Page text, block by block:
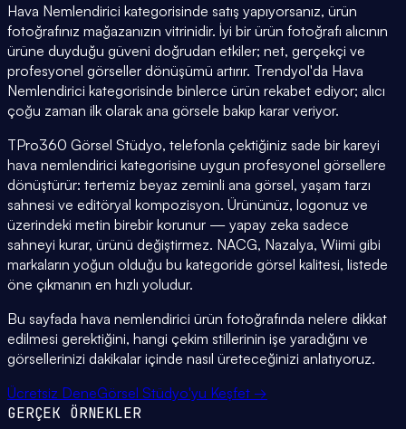
Hava Nemlendirici kategorisinde satış yapıyorsanız, ürün
fotoğrafınız mağazanızın vitrinidir. İyi bir ürün fotoğrafı alıcının
ürüne duyduğu güveni doğrudan etkiler; net, gerçekçi ve
profesyonel görseller dönüşümü artırır. Trendyol'da Hava
Nemlendirici kategorisinde binlerce ürün rekabet ediyor; alıcı
çoğu zaman ilk olarak ana görsele bakıp karar veriyor.
TPro360 Görsel Stüdyo, telefonla çektiğiniz sade bir kareyi
hava nemlendirici kategorisine uygun profesyonel görsellere
dönüştürür: tertemiz beyaz zeminli ana görsel, yaşam tarzı
sahnesi ve editöryal kompozisyon. Ürününüz, logonuz ve
üzerindeki metin birebir korunur — yapay zeka sadece
sahneyi kurar, ürünü değiştirmez. NACG, Nazalya, Wiimi gibi
markaların yoğun olduğu bu kategoride görsel kalitesi, listede
öne çıkmanın en hızlı yoludur.
Bu sayfada hava nemlendirici ürün fotoğrafında nelere dikkat
edilmesi gerektiğini, hangi çekim stillerinin işe yaradığını ve
görsellerinizi dakikalar içinde nasıl üreteceğinizi anlatıyoruz.
Ücretsiz DeneGörsel Stüdyo'yu Keşfet →
GERÇEK ÖRNEKLER